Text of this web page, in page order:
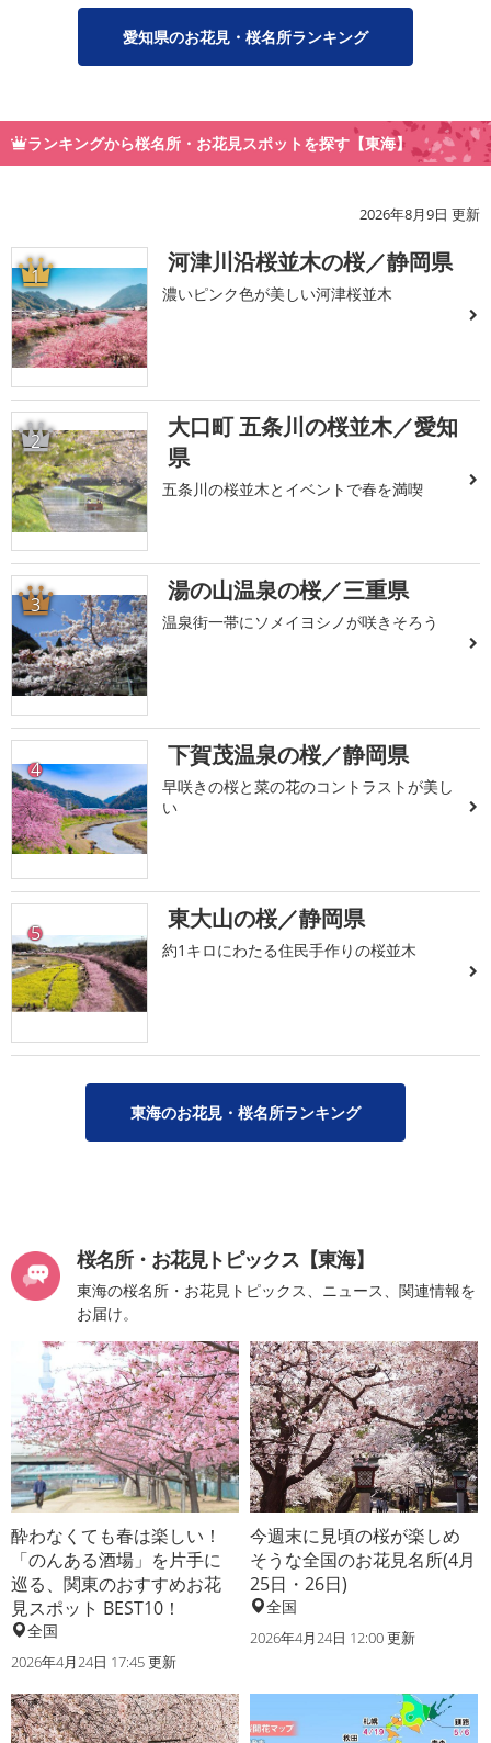
愛知県のお花見・桜名所ランキング
ランキングから桜名所・お花見スポットを探す【東海】
2026年8月9日 更新
1 河津川沿桜並木の桜／静岡県
濃いピンク色が美しい河津桜並木
2
大口町 五条川の桜並木／愛知
県
五条川の桜並木とイベントで春を満喫
3 湯の山温泉の桜／三重県
温泉街一帯にソメイヨシノが咲きそろう
4 下賀茂温泉の桜／静岡県
早咲きの桜と菜の花のコントラストが美し
い
5 東大山の桜／静岡県
約1キロにわたる住民手作りの桜並木
東海のお花見・桜名所ランキング
桜名所・お花見トピックス【東海】
東海の桜名所・お花見トピックス、ニュース、関連情報を
お届け。
酔わなくても春は楽しい！
「のんある酒場」を片手に
巡る、関東のおすすめお花
見スポット BEST10！
全国
2026年4月24日 17:45 更新
今週末に見頃の桜が楽しめ
そうな全国のお花見名所(4月
25日・26日)
全国
2026年4月24日 12:00 更新